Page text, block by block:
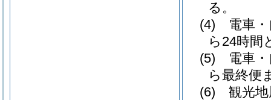
る。
(4)
電車
ら24時間
(5)
電車
ら最終便
(6)
観光